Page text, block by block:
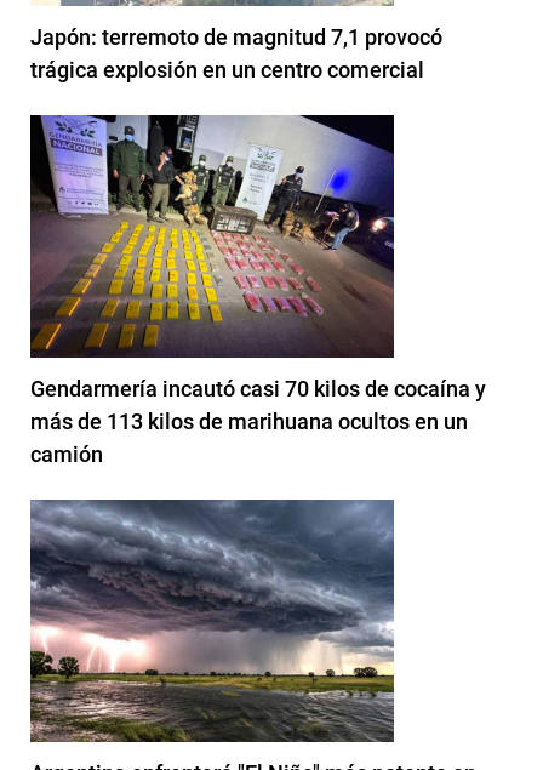
Japón: terremoto de magnitud 7,1 provocó
trágica explosión en un centro comercial
Gendarmería incautó casi 70 kilos de cocaína y
más de 113 kilos de marihuana ocultos en un
camión